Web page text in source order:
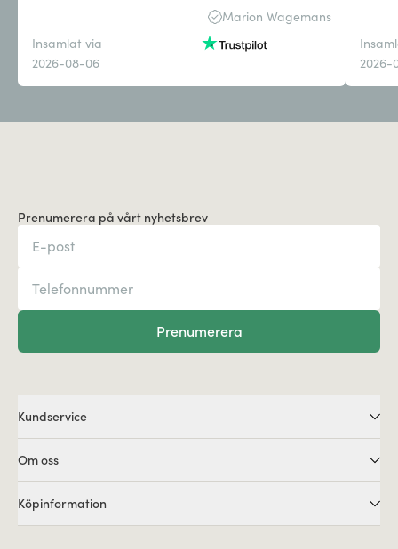
Marion Wagemans
Insamlat via
2026-08-06
2026-
Prenumerera på vårt nyhetsbrev
Prenumerera
Kundservice
Om oss
Köpinformation